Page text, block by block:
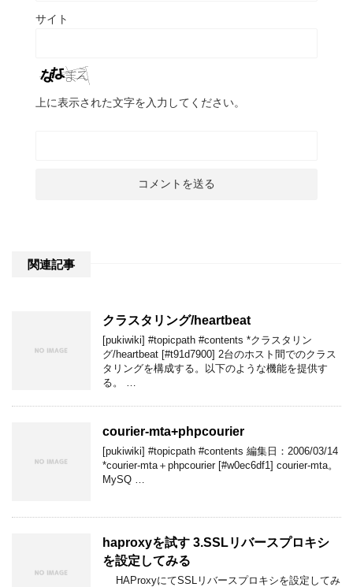
サイト
上に表示された文字を入力してください。
関連記事
クラスタリング/heartbeat
[pukiwiki] #topicpath #contents *クラスタリン
グ/heartbeat [#t91d7900] 2台のホスト間でのクラス
タリングを構成する。以下のような機能を提供す
る。 …
courier-mta+phpcourier
[pukiwiki] #topicpath #contents 編集日：2006/03/14
*courier-mta＋phpcourier [#w0ec6df1] courier-mta。
MySQ …
haproxyを試す 3.SSLリバースプロキシ
を設定してみる
HAProxyにてSSLリバースプロキシを設定してみ